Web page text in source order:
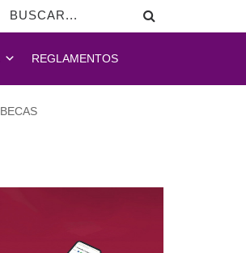
REGLAMENTOS
BECAS